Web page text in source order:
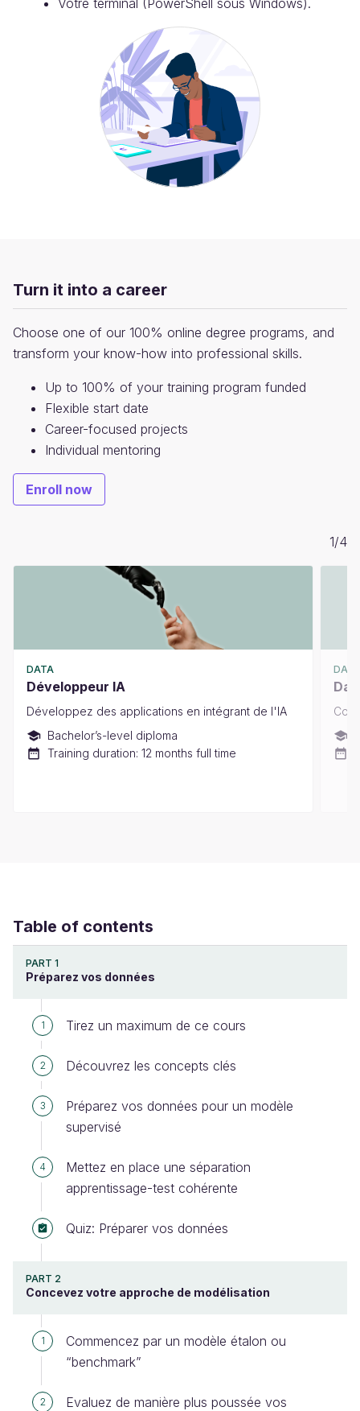
Votre terminal (PowerShell sous Windows).
Turn it into a career
Choose one of our 100% online degree programs, and
transform your know-how into professional skills.
Up to 100% of your training program funded
Flexible start date
Career-focused projects
Individual mentoring
Enroll now
1/4
DATA
Développeur IA
Développez des applications en intégrant de l'IA
Bachelor’s-level diploma
Training duration: 12 months full time
DATA
Table of contents
PART 1
Préparez vos données
1 Tirez un maximum de ce cours
2 Découvrez les concepts clés
3
Préparez vos données pour un modèle
supervisé
4
Mettez en place une séparation
apprentissage-test cohérente
Quiz: Préparer vos données
PART 2
Concevez votre approche de modélisation
1
Commencez par un modèle étalon ou
“benchmark”
2
Evaluez de manière plus poussée vos